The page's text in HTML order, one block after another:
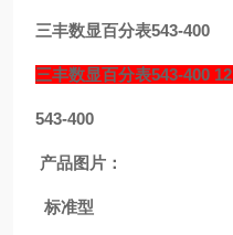
三丰数显百分表543-400
三丰数显百分表543-400
543-400
产品图片：
标准型